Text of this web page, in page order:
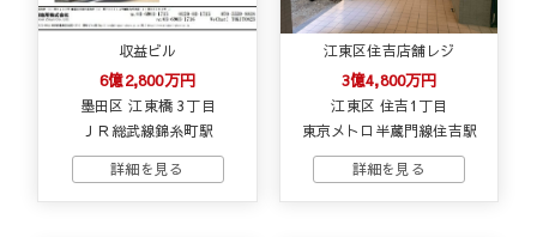
収益ビル
6億2,800万円
墨田区 江東橋 3丁目
ＪＲ総武線錦糸町駅
江東区住吉店舗レジ
3億4,800万円
江東区 住吉1丁目
東京メトロ半蔵門線住吉駅